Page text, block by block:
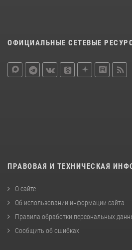
ОФИЦИАЛЬНЫЕ СЕТЕВЫЕ
ПРАВОВАЯ И ТЕХНИЧЕСКАЯ
О сайте
Об использовании информации сайта
Правила обработки персональных
Сообщить об ошибках